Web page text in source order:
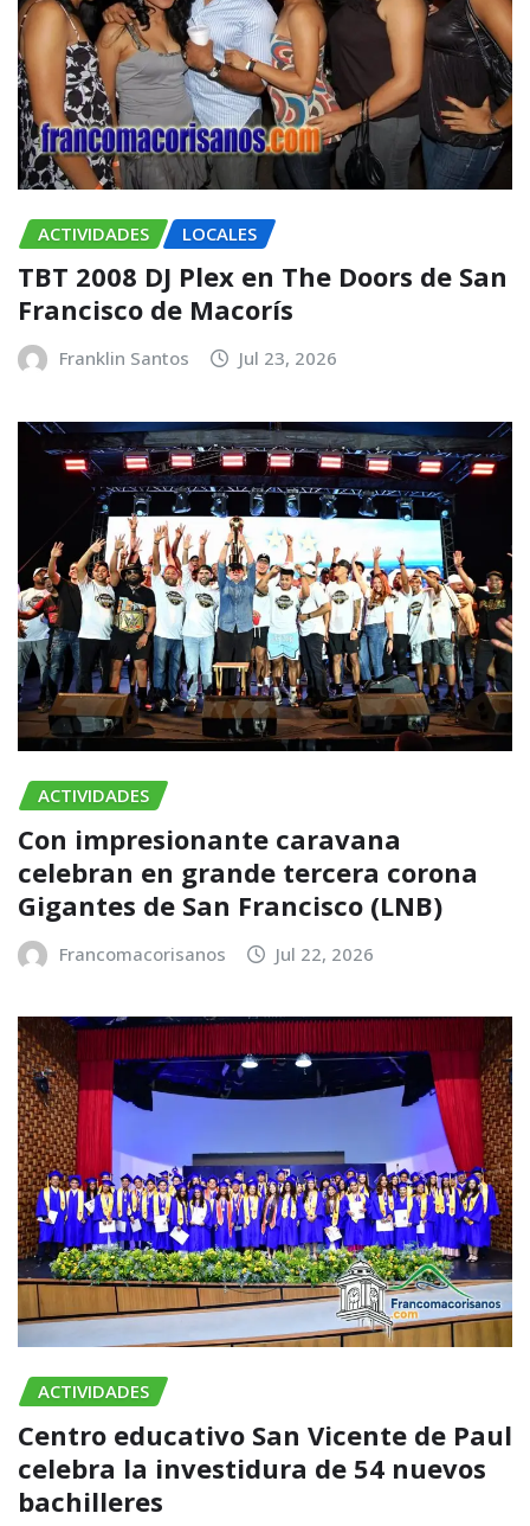
ACTIVIDADES LOCALES
TBT 2008 DJ Plex en The Doors de San
Francisco de Macorís
Franklin Santos Jul 23, 2026
ACTIVIDADES
Con impresionante caravana
celebran en grande tercera corona
Gigantes de San Francisco (LNB)
Francomacorisanos Jul 22, 2026
ACTIVIDADES
Centro educativo San Vicente de Paul
celebra la investidura de 54 nuevos
bachilleres